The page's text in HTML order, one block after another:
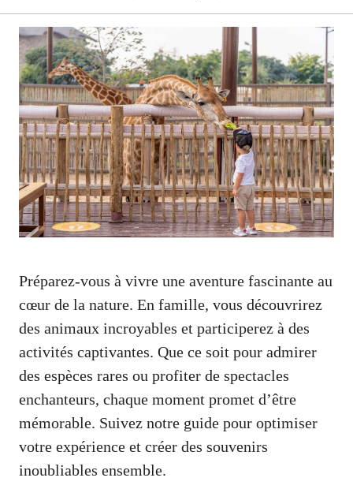
Préparez-vous à vivre une aventure fascinante au
cœur de la nature. En famille, vous découvrirez
des animaux incroyables et participerez à des
activités captivantes. Que ce soit pour admirer
des espèces rares ou profiter de spectacles
enchanteurs, chaque moment promet d’être
mémorable. Suivez notre guide pour optimiser
votre expérience et créer des souvenirs
inoubliables ensemble.